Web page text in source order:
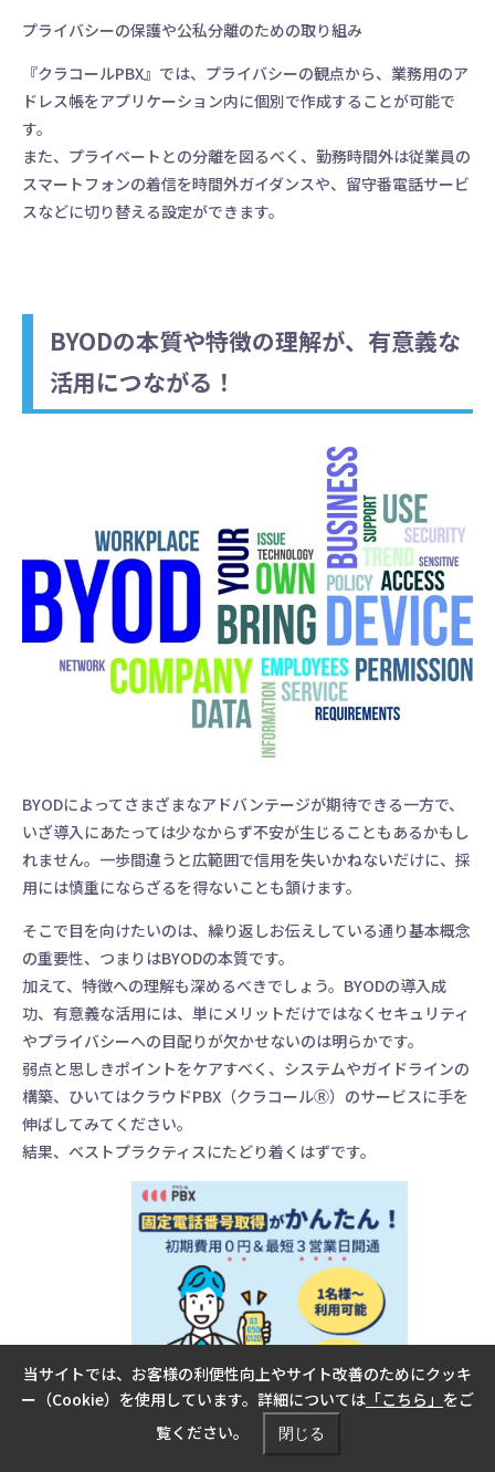
プライバシーの保護や公私分離のための取り組み
『クラコールPBX』では、プライバシーの観点から、業務用のア
ドレス帳をアプリケーション内に個別で作成することが可能で
す。
また、プライベートとの分離を図るべく、勤務時間外は従業員の
スマートフォンの着信を時間外ガイダンスや、留守番電話サービ
スなどに切り替える設定ができます。
BYODの本質や特徴の理解が、有意義な
活用につながる！
BYODによってさまざまなアドバンテージが期待できる一方で、
いざ導入にあたっては少なからず不安が生じることもあるかもし
れません。一歩間違うと広範囲で信用を失いかねないだけに、採
用には慎重にならざるを得ないことも頷けます。
そこで目を向けたいのは、繰り返しお伝えしている通り基本概念
の重要性、つまりはBYODの本質です。
加えて、特徴への理解も深めるべきでしょう。BYODの導入成
功、有意義な活用には、単にメリットだけではなくセキュリティ
やプライバシーへの目配りが欠かせないのは明らかです。
弱点と思しきポイントをケアすべく、システムやガイドラインの
構築、ひいてはクラウドPBX（クラコールⓇ）のサービスに手を
伸ばしてみてください。
結果、ベストプラクティスにたどり着くはずです。
当サイトでは、お客様の利便性向上やサイト改善のためにクッキ
ー（Cookie）を使用しています。詳細については 「こちら」 をご
覧ください。
閉じる